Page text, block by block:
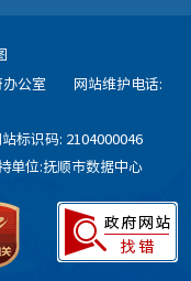
公室
网站维护电话:
标识码: 2104000046
单位:抚顺市数据中心